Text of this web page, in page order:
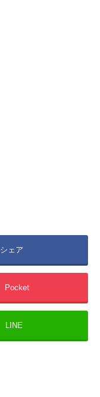
シェア
Pocket
LINE